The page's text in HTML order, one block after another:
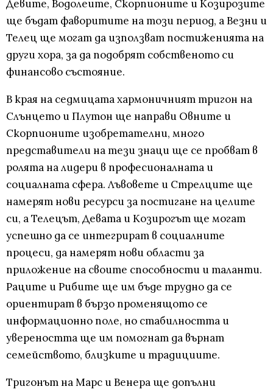
Девите, Водолеите, Скорпионите и Козирозите
ще бъдат фаворитите на този период, а Везни и
Телец ще могат да използват постиженията на
други хора, за да подобрят собственото си
финансово състояние.
В края на седмицата хармоничният тригон на
Слънцето и Плутон ще направи Овните и
Скорпионите изобретателни, много
представители на тези знаци ще се пробват в
ролята на лидери в професионалната и
социалната сфера. Лъвовете и Стрелците ще
намерят нови ресурси за постигане на целите
си, а Телецът, Девата и Козирогът ще могат
успешно да се интегрират в социалните
процеси, да намерят нови области за
приложение на своите способности и таланти.
Раците и Рибите ще им бъде трудно да се
ориентират в бързо променящото се
информационно поле, но стабилността и
увереността ще им помогнат да върнат
семейството, близките и традициите.
Тригонът на Марс и Венера ще допълни